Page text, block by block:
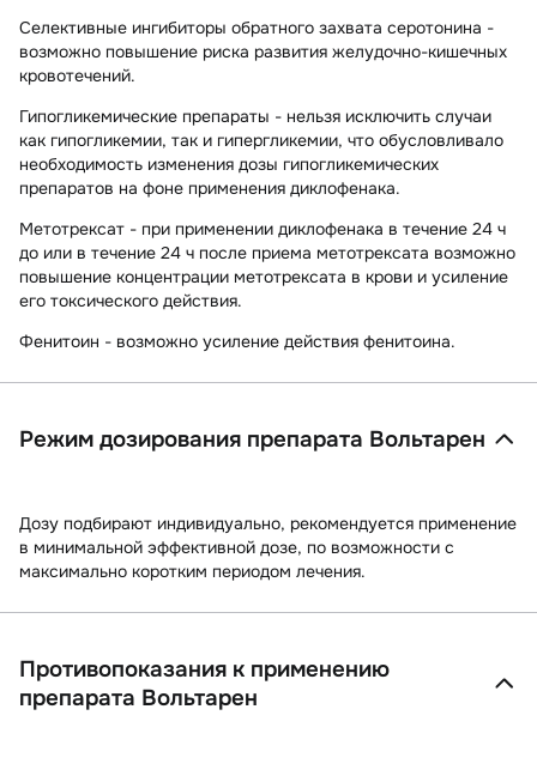
Селективные ингибиторы обратного захвата серотонина -
возможно повышение риска развития желудочно-кишечных
кровотечений.
Гипогликемические препараты - нельзя исключить случаи
как гипогликемии, так и гипергликемии, что обусловливало
необходимость изменения дозы гипогликемических
препаратов на фоне применения диклофенака.
Метотрексат - при применении диклофенака в течение 24 ч
до или в течение 24 ч после приема метотрексата возможно
повышение концентрации метотрексата в крови и усиление
его токсического действия.
Фенитоин - возможно усиление действия фенитоина.
Режим дозирования препарата Вольтарен
Дозу подбирают индивидуально, рекомендуется применение
в минимальной эффективной дозе, по возможности с
максимально коротким периодом лечения.
Противопоказания к применению
препарата Вольтарен